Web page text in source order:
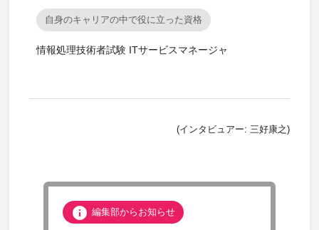
自身のキャリアの中で役に立った資格
情報処理技術者試験 ITサービスマネージャ
(インタビュアー: 三好康之)
info 編集部からお知らせ